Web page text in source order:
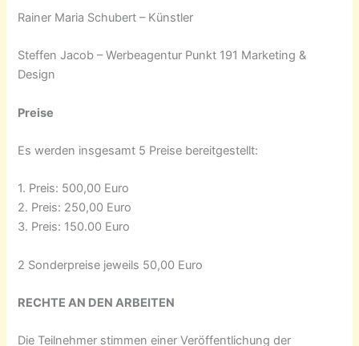
Rainer Maria Schubert – Künstler
Steffen Jacob – Werbeagentur Punkt 191 Marketing &
Design
Preise
Es werden insgesamt 5 Preise bereitgestellt:
1. Preis: 500,00 Euro
2. Preis: 250,00 Euro
3. Preis: 150.00 Euro
2 Sonderpreise jeweils 50,00 Euro
RECHTE AN DEN ARBEITEN
Die Teilnehmer stimmen einer Veröffentlichung der